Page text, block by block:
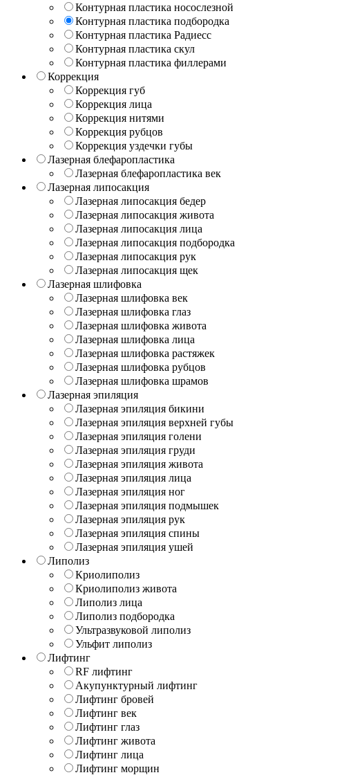
Контурная пластика носослезной
Контурная пластика подбородка
Контурная пластика Радиесс
Контурная пластика скул
Контурная пластика филлерами
Коррекция
Коррекция губ
Коррекция лица
Коррекция нитями
Коррекция рубцов
Коррекция уздечки губы
Лазерная блефаропластика
Лазерная блефаропластика век
Лазерная липосакция
Лазерная липосакция бедер
Лазерная липосакция живота
Лазерная липосакция лица
Лазерная липосакция подбородка
Лазерная липосакция рук
Лазерная липосакция щек
Лазерная шлифовка
Лазерная шлифовка век
Лазерная шлифовка глаз
Лазерная шлифовка живота
Лазерная шлифовка лица
Лазерная шлифовка растяжек
Лазерная шлифовка рубцов
Лазерная шлифовка шрамов
Лазерная эпиляция
Лазерная эпиляция бикини
Лазерная эпиляция верхней губы
Лазерная эпиляция голени
Лазерная эпиляция груди
Лазерная эпиляция живота
Лазерная эпиляция лица
Лазерная эпиляция ног
Лазерная эпиляция подмышек
Лазерная эпиляция рук
Лазерная эпиляция спины
Лазерная эпиляция ушей
Липолиз
Криолиполиз
Криолиполиз живота
Липолиз лица
Липолиз подбородка
Ультразвуковой липолиз
Ульфит липолиз
Лифтинг
RF лифтинг
Акупунктурный лифтинг
Лифтинг бровей
Лифтинг век
Лифтинг глаз
Лифтинг живота
Лифтинг лица
Лифтинг морщин